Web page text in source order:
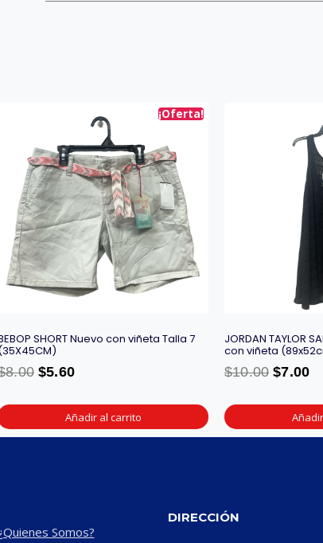
¡Oferta!
SHORT Nuevo con viñeta Talla 7
8.00 $5.60
Añadir al carrito
JORDAN TAYLOR
con viñeta
$10.00 $7.00
Somos?
DIRECCIÓN